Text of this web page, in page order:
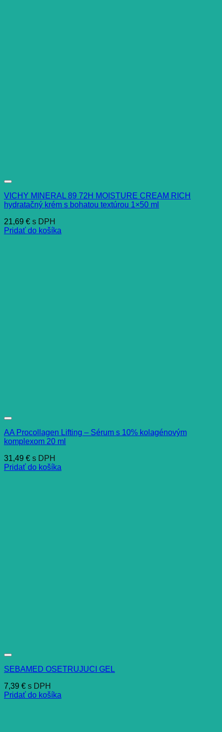
VICHY MINERAL 89 72H MOISTURE CREAM RICH
hydratačný krém s bohatou textúrou 1×50 ml
21,69 € s DPH
Pridať do košíka
AA Procollagen Lifting – Sérum s 10% kolagénovým
komplexom 20 ml
31,49 € s DPH
Pridať do košíka
SEBAMED OSETRUJUCI GEL
7,39 € s DPH
Pridať do košíka